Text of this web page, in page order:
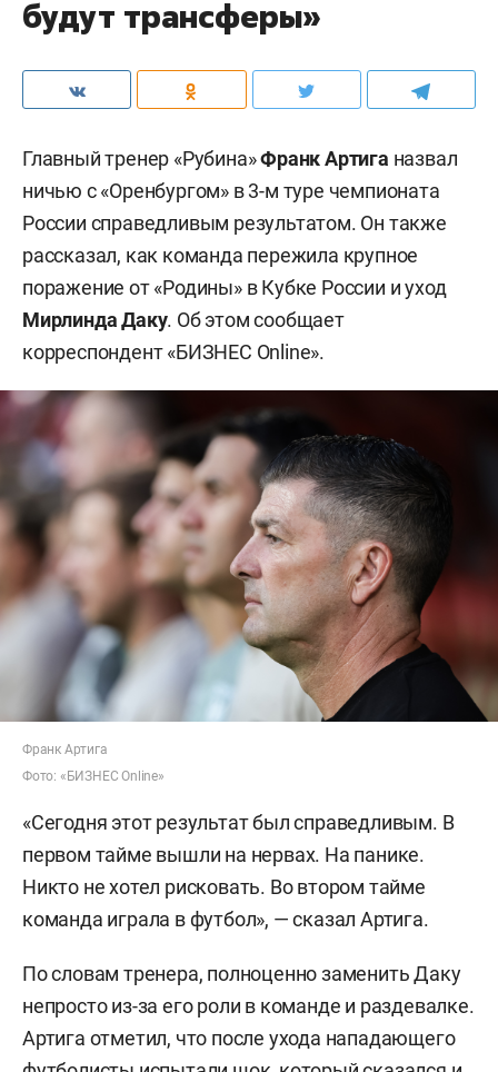
будут трансферы»
Главный тренер «Рубина»Франк Артига назвал
ничью с «Оренбургом» в 3-м туре чемпионата
России справедливым результатом. Он также
рассказал, как команда пережила крупное
поражение от «Родины» в Кубке России и уход
Мирлинда Даку. Об этом сообщает
корреспондент «БИЗНЕС Online».
Франк Артига
Фото: «БИЗНЕС Online»
«Сегодня этот результат был справедливым. В
первом тайме вышли на нервах. На панике.
Никто не хотел рисковать. Во втором тайме
команда играла в футбол», — сказал Артига.
По словам тренера, полноценно заменить Даку
непросто из-за его роли в команде и раздевалке.
Артига отметил, что после ухода нападающего